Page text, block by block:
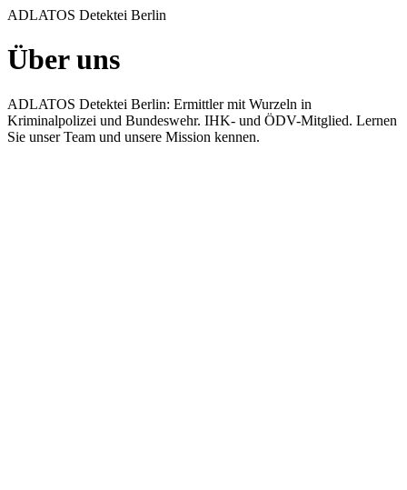
ADLATOS Detektei Berlin
Über uns
ADLATOS Detektei Berlin: Ermittler mit Wurzeln in
Kriminalpolizei und Bundeswehr. IHK- und ÖDV-Mitglied. Lernen
Sie unser Team und unsere Mission kennen.